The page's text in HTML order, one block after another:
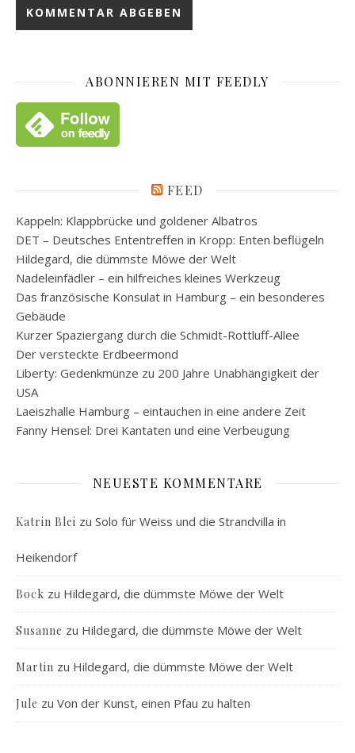
ABONNIEREN MIT FEEDLY
FEED
Kappeln: Klappbrücke und goldener Albatros
DET – Deutsches Ententreffen in Kropp: Enten beflügeln
Hildegard, die dümmste Möwe der Welt
Nadeleinfädler – ein hilfreiches kleines Werkzeug
Das französische Konsulat in Hamburg – ein besonderes
Gebäude
Kurzer Spaziergang durch die Schmidt-Rottluff-Allee
Der versteckte Erdbeermond
Liberty: Gedenkmünze zu 200 Jahre Unabhängigkeit der
USA
Laeiszhalle Hamburg – eintauchen in eine andere Zeit
Fanny Hensel: Drei Kantaten und eine Verbeugung
NEUESTE KOMMENTARE
Katrin Blei zu Solo für Weiss und die Strandvilla in
Heikendorf
Bock zu Hildegard, die dümmste Möwe der Welt
Susanne zu Hildegard, die dümmste Möwe der Welt
Martin zu Hildegard, die dümmste Möwe der Welt
Jule zu Von der Kunst, einen Pfau zu halten